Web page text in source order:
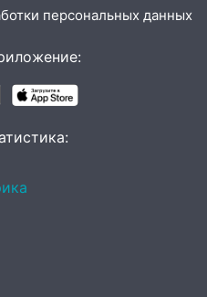
области
прошлого своего
руководству
атлетики из
персональных данных